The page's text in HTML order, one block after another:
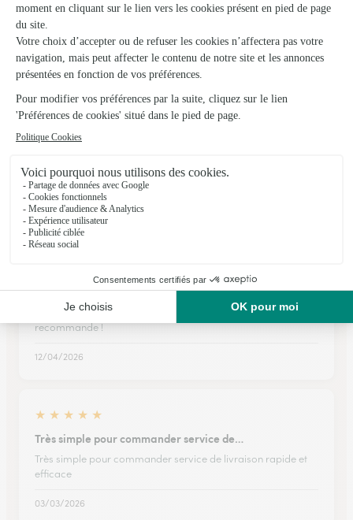
Dieuze
★★★★★ 4.8 (71)
1 RUE POINCARE
Ils ont fait livrer des fleurs ou une plante à
Bénaménil
Jolis bouquets et livraison rapide
Très rapide et les bouquets ont toujours été très beaux. Je
recommande !
12/04/2026
★ ★ ★ ★ ★
Très simple pour commander service de…
Très simple pour commander service de livraison rapide et
efficace
03/03/2026